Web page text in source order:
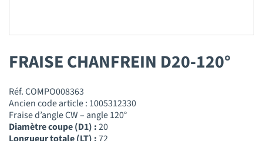
FRAISE CHANFREIN D20-120°
Réf. COMPO008363
Ancien code article : 1005312330
Fraise d’angle CW – angle 120°
Diamètre coupe (D1) :20